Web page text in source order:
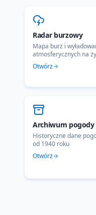
Radar burzowy
Mapa burz i
atmosferycznych na
Otwórz
Archiwum pogody
Historyczne dane
od 1940 roku
Otwórz